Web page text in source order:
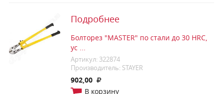
Подробнее
Болторез "MASTER" по стали до 30 HRC,
ус ...
Артикул: 322874
Производитель: STAYER
902,00
В корзину